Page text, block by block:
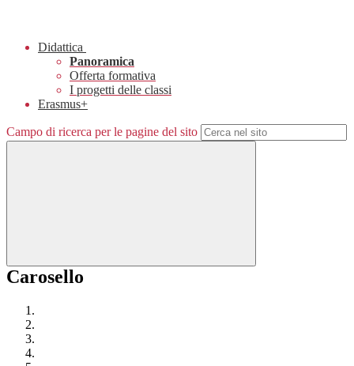
Didattica
Panoramica
Offerta formativa
I progetti delle classi
Erasmus+
Campo di ricerca per le pagine del sito
Carosello